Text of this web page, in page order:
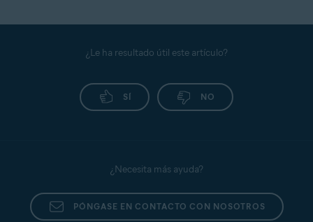
primeros pasos .
¿Le ha resultado útil este artículo?
SÍ NO
¿Necesita más ayuda?
PÓNGASE EN CONTACTO CON NOSOTROS